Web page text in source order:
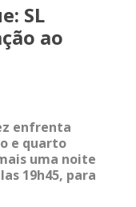
SL
ao
enfrenta
e quarto
uma noite
19h45, para